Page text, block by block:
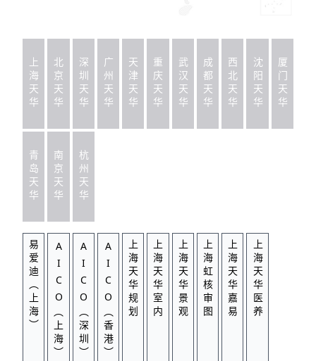
上海天华 北京天华 深圳天华 广州天华 天津天华 重庆天华 武汉天华 成都天华 西北天华 沈阳天华 厦门天华
青岛天华 南京天华 杭州天华
易爱迪（上海）AICO（上海）AICO（深圳）AICO（香港）上海天华规划上海天华室内上海天华景观上海虹核审图上海天华嘉易上海天华医养